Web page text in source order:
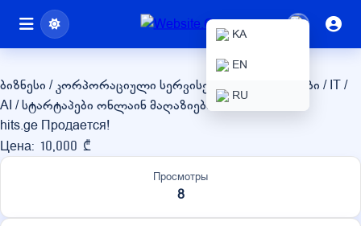
KA
EN
RU
hits.ge
ბიზნესი / კორპორაციული სერვისებიტექნოლოგიები / IT /
AI / სტარტაპები ონლაინ მაღაზიები / eCommerce
hits.ge Продается!
Цена: 10,000 ₾
Просмотры
8